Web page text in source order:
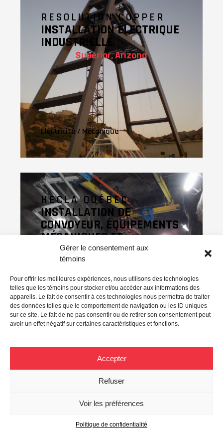
Gérer le consentement aux
témoins
Pour offrir les meilleures expériences, nous utilisons des technologies
telles que les témoins pour stocker et/ou accéder aux informations des
appareils. Le fait de consentir à ces technologies nous permettra de traiter
des données telles que le comportement de navigation ou les ID uniques
sur ce site. Le fait de ne pas consentir ou de retirer son consentement peut
avoir un effet négatif sur certaines caractéristiques et fonctions.
Accepter
Refuser
Voir les préférences
Politique de confidentialité
RESOLUTION COPPER
INSTALLATION ÉLECTRIQUE
INDUSTRIELLE
Superior, Arizona
Électricité/ Mécanique
HECLA QUÉBEC
INSTALLATION DE
CONVOYEUR, ÉQUIPEMENTS
MÉCANIQUES ET
RÉSERVOIRS SOUS
PRESSION
Division Casa Berardi, La Sarre,
Nord du Québec
Chaudronnerie/Mécanique/Tuyauterie
En voir davantage
BOUTIQUE DES EMPLOYÉS
© 2026 Blais Industries | Agence Marinade